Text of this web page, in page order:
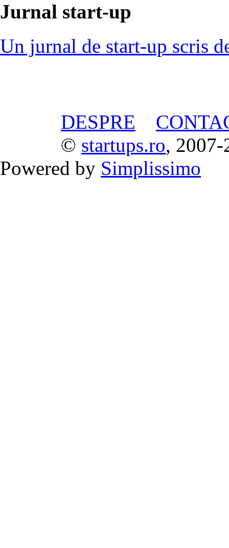
Jurnal start-up
Un jurnal de start-up scris
DESPRE
© startups.ro, 2007-
Powered by Simplissimo